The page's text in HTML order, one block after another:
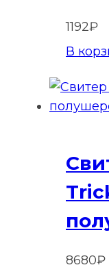
1192₽
В
8680₽